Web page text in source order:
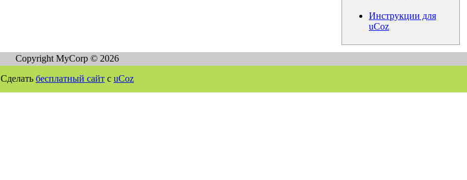
Инструкции для
uCoz
Copyright MyCorp © 2026
Сделать бесплатный сайт с uCoz